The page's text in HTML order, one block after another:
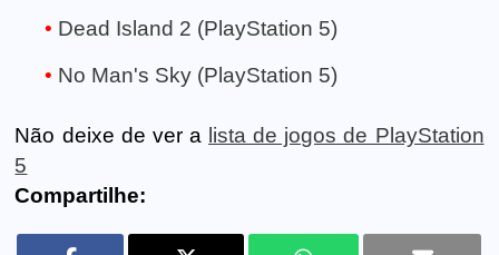
Dead Island 2 (PlayStation 5)
No Man's Sky (PlayStation 5)
Não deixe de ver a lista de jogos de PlayStation
5
Compartilhe: